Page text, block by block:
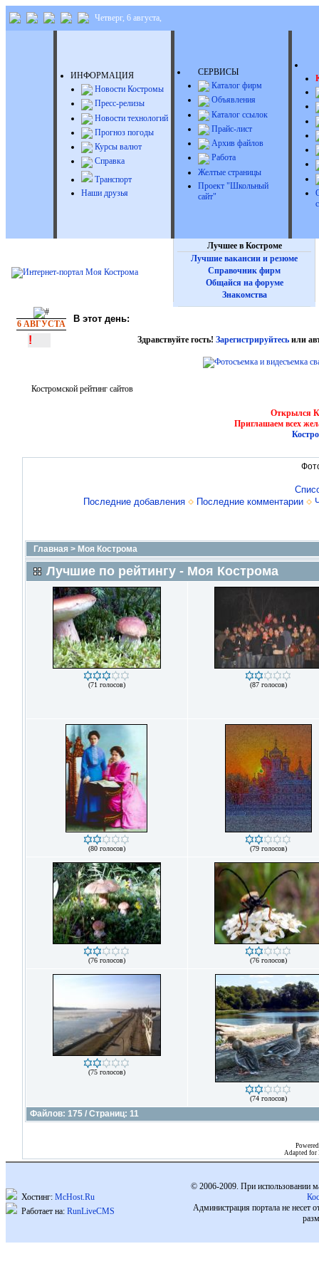
Четверг, 6 августа,
ИНФОРМАЦИЯ
Новости Костромы
Пресс-релизы
Новости технологий
Прогноз погоды
Курсы валют
Справка
Транспорт
Наши друзья
СЕРВИСЫ
Каталог фирм
Объявления
Каталог ссылок
Прайс-лист
Архив файлов
Работа
Желтые страницы
Проект "Школьный
сайт"
Лучшее в Костроме
Лучшие вакансии и резюме
Справочник фирм
Общайся на форуме
Знакомства
6 АВГУСТА В этот день:
! Здравствуйте гость! Зарегистрируйтесьили
Костромской рейтинг сайтов
Открылся
Приглашаем всех
Последние добавления
Последние комментарии
Главная > Моя Кострома
Лучшие по рейтингу - Моя Кострома
(71 голосов) (87 голосов)
(80 голосов) (79 голосов)
(76 голосов) (76 голосов)
(75 голосов)
(74 голосов)
Файлов: 175 / Страниц: 11
Adapted for
Хостинг: McHost.Ru
Работает на: RunLiveCMS
© 2006-2009. При использовании
Администрация портала не несет